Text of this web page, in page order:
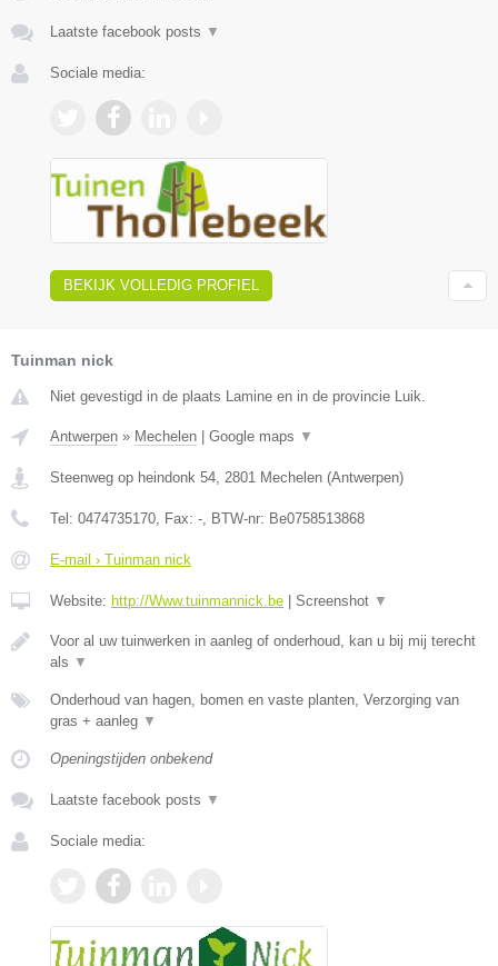
Laatste facebook posts ▼
Sociale media:
BEKIJK VOLLEDIG PROFIEL
Tuinman nick
Niet gevestigd in de plaats Lamine en in de provincie Luik.
Antwerpen » Mechelen Google maps ▼
Steenweg op heindonk 54 2801 Mechelen (Antwerpen)
Tel: 0474735170 , Fax: - , BTW-nr: Be0758513868
E-mail › Tuinman nick
Website: http://Www.tuinmannick.be Screenshot ▼
Voor al uw tuinwerken in aanleg of onderhoud, kan u bij mij terecht
als ▼
Onderhoud van hagen, bomen en vaste planten, Verzorging van
gras + aanleg ▼
Openingstijden onbekend
Laatste facebook posts ▼
Sociale media: